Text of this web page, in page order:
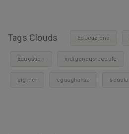
Tags Clouds Educazione
Education indigenous people
pigmei eguaglianza scuola